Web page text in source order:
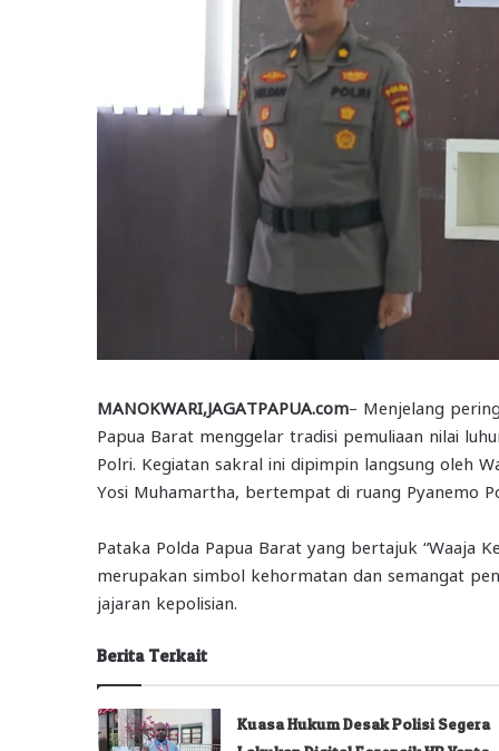
MANOKWARI,JAGATPAPUA.com– Menjelang
Papua Barat menggelar tradisi pemuliaan nilai
Polri. Kegiatan sakral ini dipimpin langsung oleh
Yosi Muhamartha, bertempat di ruang Pyanemo
Pataka Polda Papua Barat yang bertajuk “Waaja
merupakan simbol kehormatan dan semangat
jajaran kepolisian.
Berita Terkait
Kuasa Hukum Desak Polisi Segera